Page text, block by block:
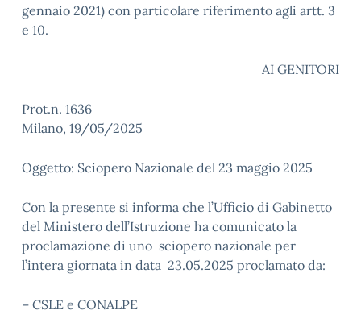
gennaio 2021) con particolare riferimento agli artt. 3
e 10.
AI GENITORI
Prot.n. 1636
Milano, 19/05/2025
Oggetto: Sciopero Nazionale del 23 maggio 2025
Con la presente si informa che l’Ufficio di Gabinetto
del Ministero dell’Istruzione ha comunicato la
proclamazione di uno sciopero nazionale per
l’intera giornata in data 23.05.2025 proclamato da:
– CSLE e CONALPE